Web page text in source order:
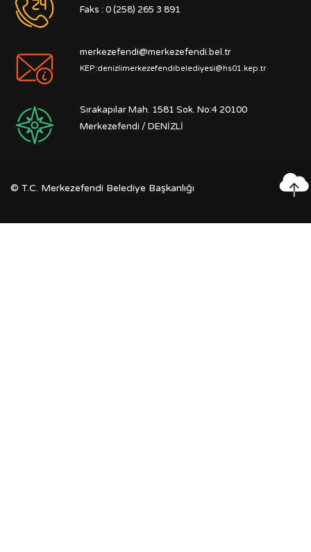
Faks : 0 (258) 265 3 891
merkezefendi@merkezefendi.bel.tr
KEP:denizlimerkezefendibelediyesi@hs01.kep.tr
Sırakapılar Mah. 1581 Sok. No:4 20100
Merkezefendi / DENİZLİ
© T.C. Merkezefendi Belediye Başkanlığı